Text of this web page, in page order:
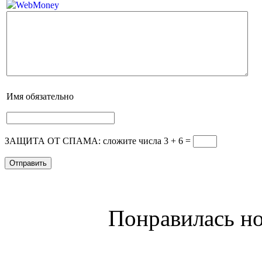
Имя обязательно
ЗАЩИТА ОТ СПАМА: сложите числа 3 + 6 =
Понравилась